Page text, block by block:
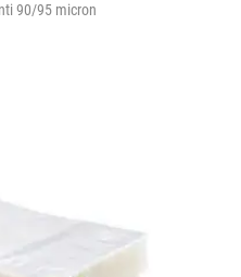
90/95 micron